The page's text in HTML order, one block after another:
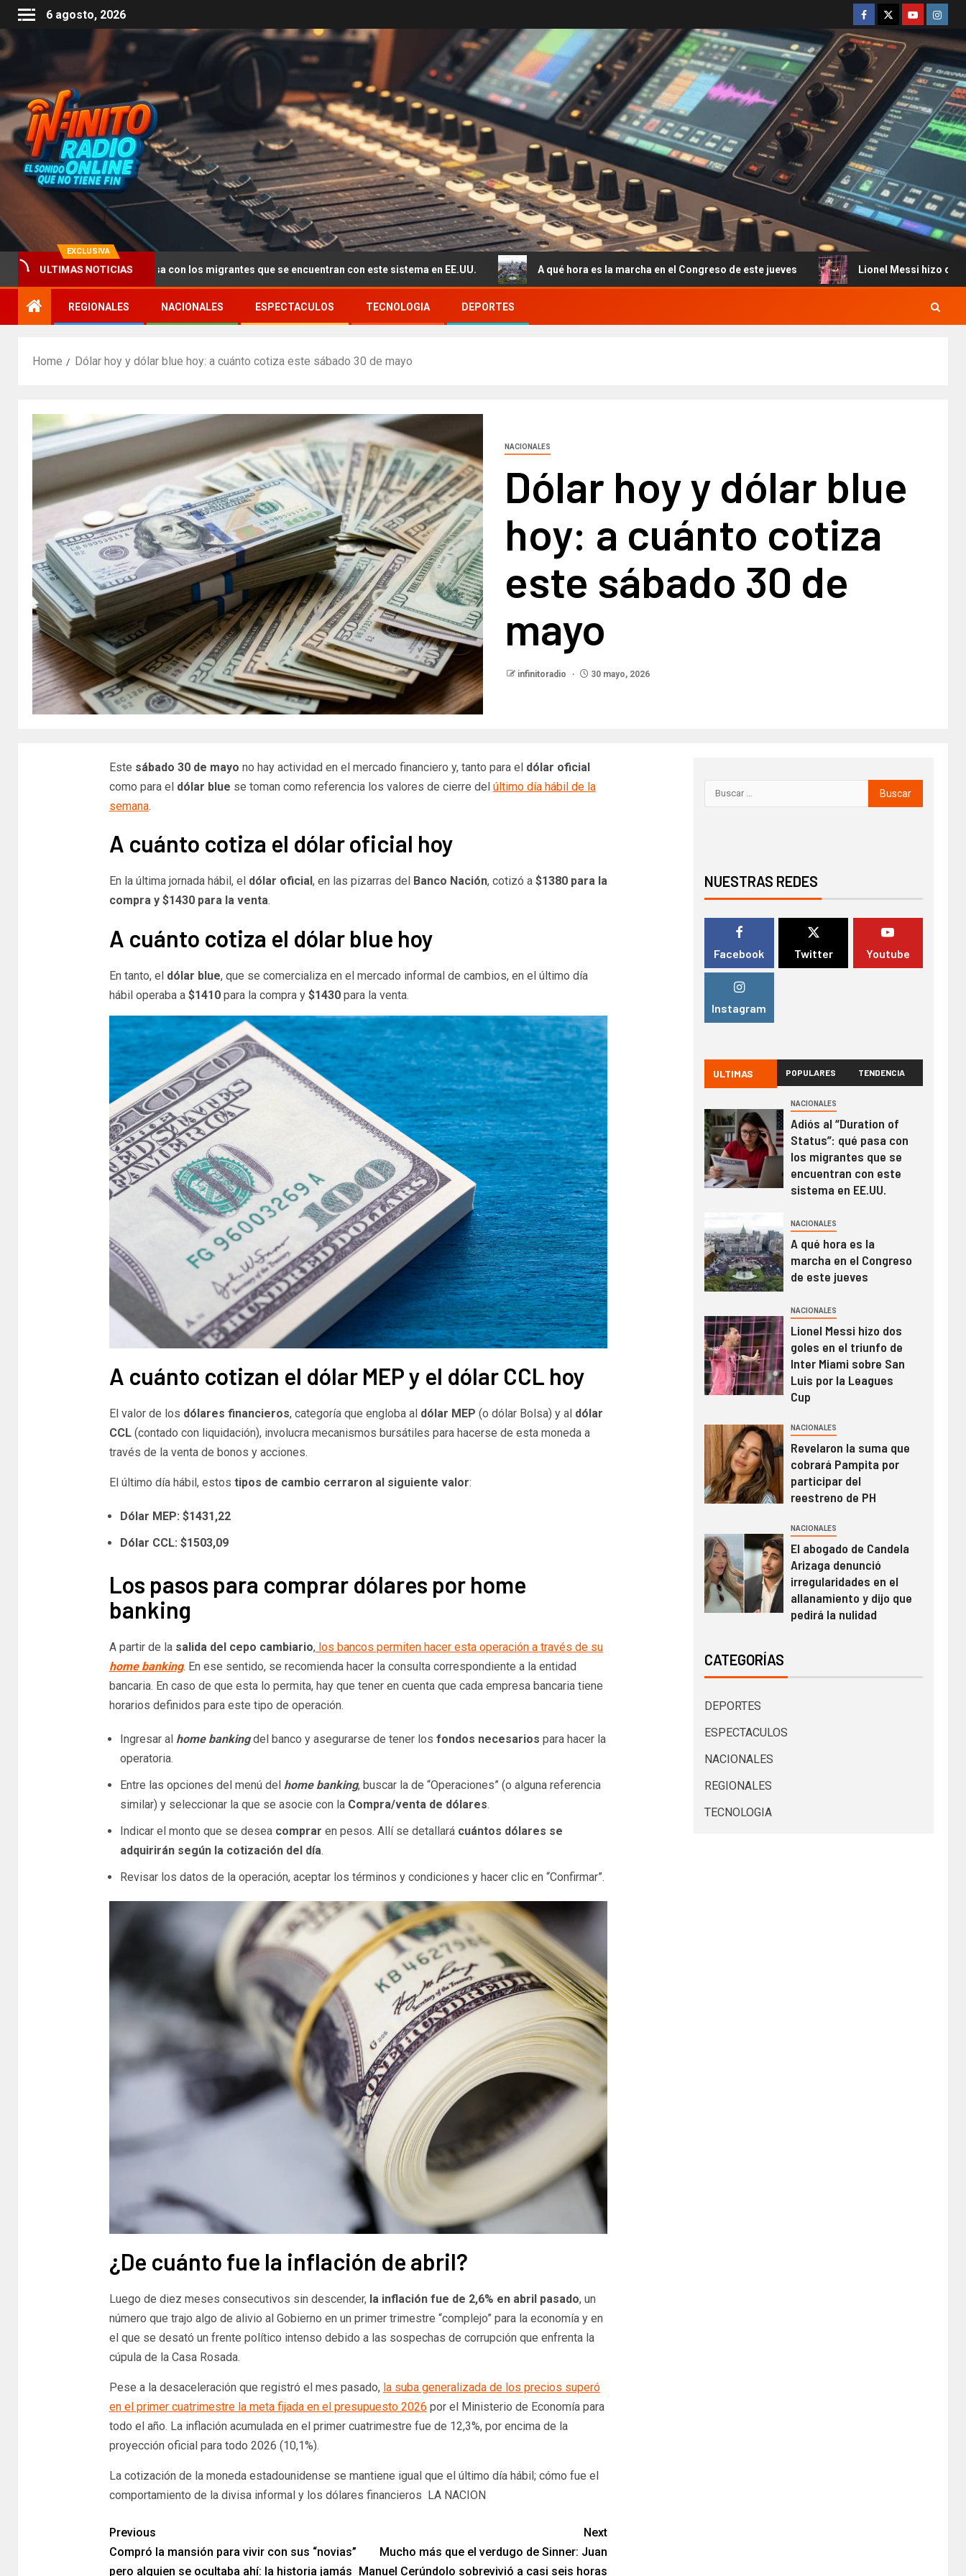
6 agosto, 2026
EXCLUSIVA
ULTIMAS NOTICIAS
qué pasa con los migrantes que se encuentran con este sistema en EE.UU. A qué hora es la marcha en el Congreso de este jueves Lionel Messi hizo dos goles en el
REGIONALES NACIONALES ESPECTACULOS TECNOLOGIA DEPORTES
Home Dólar hoy y dólar blue hoy: a cuánto cotiza este sábado 30 de mayo
NACIONALES
Dólar hoy y dólar blue
hoy: a cuánto cotiza
este sábado 30 de
mayo
infinitoradio 30 mayo, 2026
Este sábado 30 de mayo no hay actividad en el mercado financiero y, tanto para el dólar oficial
como para el dólar blue se toman como referencia los valores de cierre del último día hábil de la
semana.
A cuánto cotiza el dólar oficial hoy
En la última jornada hábil, el dólar oficial , en las pizarras del Banco Nación, cotizó a $1380 para la
compra y $1430 para la venta.
A cuánto cotiza el dólar blue hoy
En tanto, el dólar blue, que se comercializa en el mercado informal de cambios, en el último día
hábil operaba a $1410 para la compra y $1430 para la venta.
A cuánto cotizan el dólar MEP y el dólar CCL hoy
El valor de los dólares financieros, categoría que engloba al dólar MEP (o dólar Bolsa) y al dólar
CCL(contado con liquidación), involucra mecanismos bursátiles para hacerse de esta moneda a
través de la venta de bonos y acciones.
El último día hábil, estos tipos de cambio cerraron al siguiente valor:
Dólar MEP: $1431,22
Dólar CCL: $1503,09
Los pasos para comprar dólares por home
banking
A partir de la salida del cepo cambiario,los bancos permiten hacer esta operación a través de su
home banking. En ese sentido, se recomienda hacer la consulta correspondiente a la entidad
bancaria. En caso de que esta lo permita, hay que tener en cuenta que cada empresa bancaria tiene
horarios definidos para este tipo de operación.
Ingresar al home bankingdel banco y asegurarse de tener los fondos necesarios para hacer la
operatoria.
Entre las opciones del menú del home banking, buscar la de “Operaciones” (o alguna referencia
similar) y seleccionar la que se asocie con la Compra/venta de dólares.
Indicar el monto que se desea comprar en pesos. Allí se detallarácuántos dólares se
adquirirán según la cotización del día.
Revisar los datos de la operación, aceptar los términos y condiciones y hacer clic en “Confirmar”.
¿De cuánto fue la inflación de abril?
Luego de diez meses consecutivos sin descender, la inflación fue de 2,6% en abril pasado, un
número que trajo algo de alivio al Gobierno en un primer trimestre “complejo” para la economía y en
el que se desató un frente político intenso debido a las sospechas de corrupción que enfrenta la
cúpula de la Casa Rosada.
Pese a la desaceleración que registró el mes pasado, la suba generalizada de los precios superó
en el primer cuatrimestre la meta fijada en el presupuesto 2026 por el Ministerio de Economía para
todo el año. La inflación acumulada en el primer cuatrimestre fue de 12,3%, por encima de la
proyección oficial para todo 2026 (10,1%).
​La cotización de la moneda estadounidense se mantiene igual que el último día hábil; cómo fue el
comportamiento de la divisa informal y los dólares financieros LA NACION
Previous
Compró la mansión para vivir con sus “novias”
pero alguien se ocultaba ahí: la historia jamás
Next
Mucho más que el verdugo de Sinner: Juan
Manuel Cerúndolo sobrevivió a casi seis horas
NUESTRAS REDES
Facebook Twitter Youtube
Instagram
ULTIMAS POPULARES TENDENCIA
NACIONALES
Adiós al “Duration of
Status”: qué pasa con
los migrantes que se
encuentran con este
sistema en EE.UU.
NACIONALES
A qué hora es la
marcha en el Congreso
de este jueves
NACIONALES
Lionel Messi hizo dos
goles en el triunfo de
Inter Miami sobre San
Luis por la Leagues
Cup
NACIONALES
Revelaron la suma que
cobrará Pampita por
participar del
reestreno de PH
NACIONALES
El abogado de Candela
Arizaga denunció
irregularidades en el
allanamiento y dijo que
pedirá la nulidad
CATEGORÍAS
DEPORTES
ESPECTACULOS
NACIONALES
REGIONALES
TECNOLOGIA